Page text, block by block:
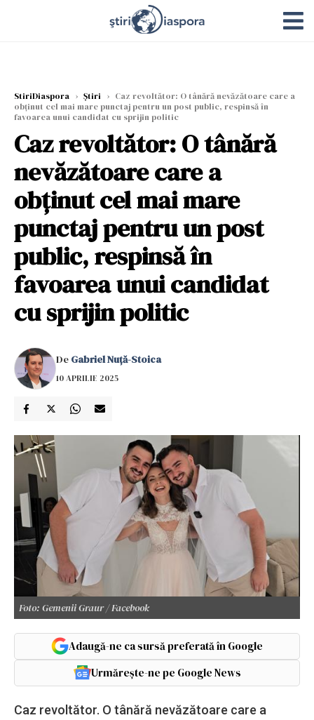
StiriDiaspora › Știri › Caz revoltător: O tânără nevăzătoare care a
obținut cel mai mare punctaj pentru un post public, respinsă în
favoarea unui candidat cu sprijin politic
Caz revoltător: O tânără
nevăzătoare care a
obținut cel mai mare
punctaj pentru un post
public, respinsă în
favoarea unui candidat
cu sprijin politic
De Gabriel Nuță-Stoica
10 APRILIE 2025
Foto: Gemenii Graur / Facebook
Adaugă-ne ca sursă preferată în Google
Urmărește-ne pe Google News
Caz revoltător. O tânără nevăzătoare care a